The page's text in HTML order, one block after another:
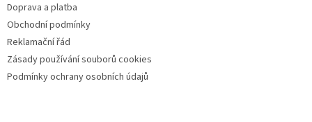
Doprava a platba
Obchodní podmínky
Reklamační řád
Zásady používání souborů cookies
Podmínky ochrany osobních údajů